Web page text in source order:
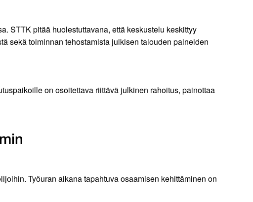
STTK pitää huolestuttavana, että keskustelu keskittyy
sekä toiminnan tehostamista julkisen talouden paineiden
on osoitettava riittävä julkinen rahoitus, painottaa
Työuran aikana tapahtuva osaamisen kehittäminen on